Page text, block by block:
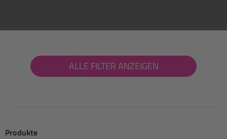
ALLE FILTER ANZEIGEN
Produkte